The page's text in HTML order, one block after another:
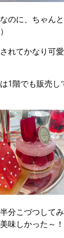
のに、ちゃん
れてかなり可
1階でも販売し
分こづつして
味しかった～！